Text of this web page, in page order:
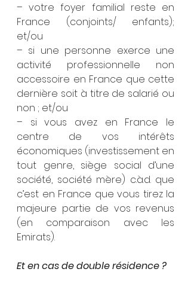
– votre foyer familial reste en
France (conjoints/ enfants);
et/ou
– si une personne exerce une
activité professionnelle non
accessoire en France que cette
dernière soit à titre de salarié ou
non ; et/ou
– si vous avez en France le
centre de vos intérêts
économiques (investissement en
tout genre, siège social d’une
société, société mère) c.à.d. que
c’est en France que vous tirez la
majeure partie de vos revenus
(en comparaison avec les
Emirats).
Et en cas de double résidence ?